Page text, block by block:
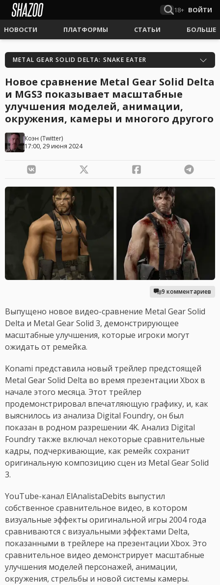
18+ ВОЙТИ
НОВОСТИ ПЛАТФОРМЫ СТАТЬИ БОЛЬШЕ
METAL GEAR SOLID DELTA: SNAKE EATER
Новое сравнение Metal Gear Solid Delta
и MGS3 показывает масштабные
улучшения моделей, анимации,
окружения, камеры и многого другого
Коэн (Twitter)
17:00, 29 июня 2024
9 комментариев
Выпущено новое видео-сравнение Metal Gear Solid
Delta и Metal Gear Solid 3, демонстрирующее
масштабные улучшения, которые игроки могут
ожидать от ремейка.
Konami представила новый трейлер предстоящей
Metal Gear Solid Delta во время презентации Xbox в
начале этого месяца. Этот трейлер
продемонстрировал впечатляющую графику, и, как
выяснилось из анализа Digital Foundry, он был
показан в родном разрешении 4K. Анализ Digital
Foundry также включал некоторые сравнительные
кадры, подчеркивающие, как ремейк сохранит
оригинальную композицию сцен из Metal Gear Solid
3.
YouTube-канал ElAnalistaDebits выпустил
собственное сравнительное видео, в котором
визуальные эффекты оригинальной игры 2004 года
сравниваются с визуальными эффектами Delta,
показанными в трейлере на презентации Xbox. Это
сравнительное видео демонстрирует масштабные
улучшения моделей персонажей, анимации,
окружения, стрельбы и новой системы камеры.